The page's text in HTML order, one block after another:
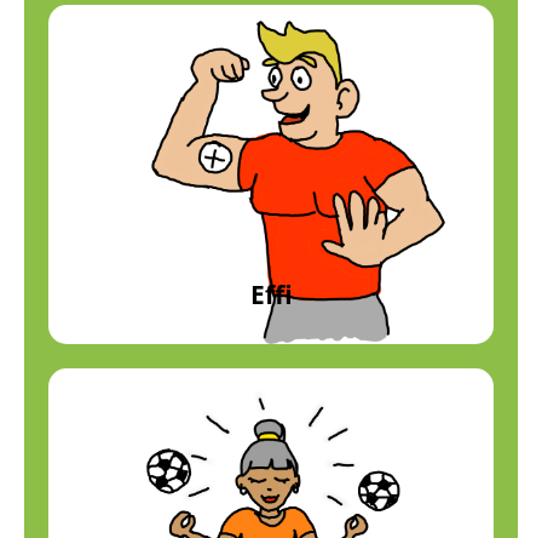
Effi
Effi
Effizienz
Profil anzeigen
Suffy
Suffizienz